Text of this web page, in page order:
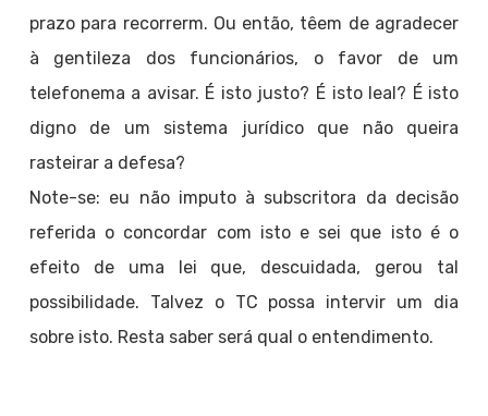
prazo para recorrerm. Ou então, têem de agradecer
à gentileza dos funcionários, o favor de um
telefonema a avisar. É isto justo? É isto leal? É isto
digno de um sistema jurídico que não queira
rasteirar a defesa?
Note-se: eu não imputo à subscritora da decisão
referida o concordar com isto e sei que isto é o
efeito de uma lei que, descuidada, gerou tal
possibilidade. Talvez o TC possa intervir um dia
sobre isto. Resta saber será qual o entendimento.